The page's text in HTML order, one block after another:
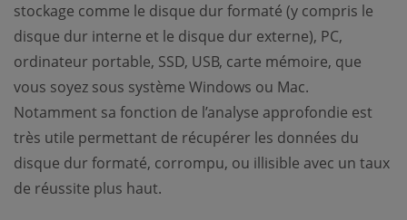
stockage comme le disque dur formaté (y compris le
disque dur interne et le disque dur externe), PC,
ordinateur portable, SSD, USB, carte mémoire, que
vous soyez sous système Windows ou Mac.
Notamment sa fonction de l’analyse approfondie est
très utile permettant de récupérer les données du
disque dur formaté, corrompu, ou illisible avec un taux
de réussite plus haut.